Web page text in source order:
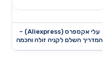
עלי אקספרס (Aliexpress) –
המדריך השלם לקניה זולה וחכמה